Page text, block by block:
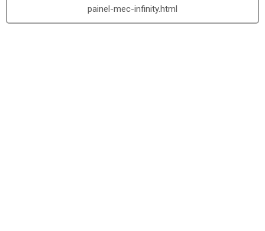
painel-mec-infinity.html